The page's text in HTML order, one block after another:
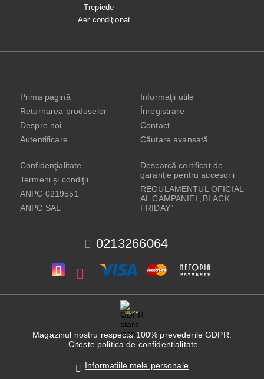
Trepiede
Aer condiţionat
0213266064
Prima pagină
Returnarea produselor
Despre noi
Autentificare
Informaţii utile
Înregistrare
Contact
Căutare avansată
Confidenţialitate
Termeni şi condiţii
ANPC 0219551
ANPC SAL
Descarcă certificat de
garanție pentru accesorii
REGULAMENTUL OFICIAL
AL CAMPANIEI „BLACK
FRIDAY”
GDPR
Magazinul nostru respecta 100% prevederile GDPR.
Citeste politica de confidentialitate
Informatiile mele personale